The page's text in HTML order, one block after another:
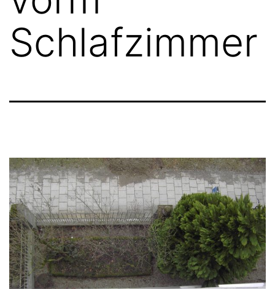
Schlafzimmer